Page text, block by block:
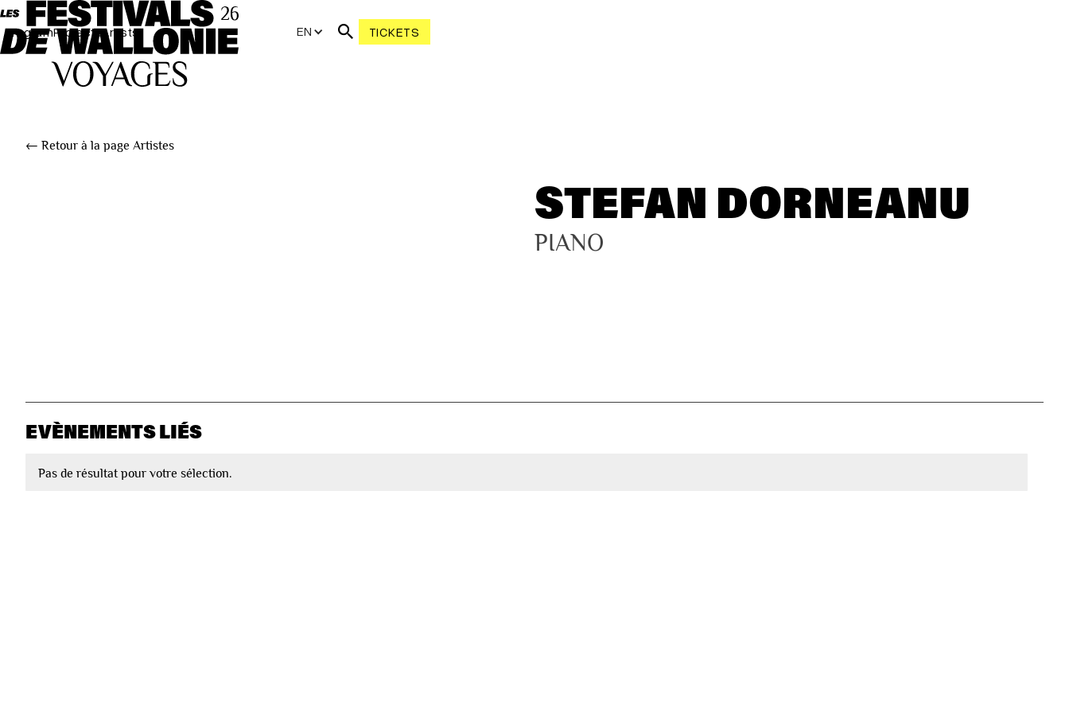
ProgramProjectsArtists EN TICKETS
← Retour à la page Artistes
STEFAN DORNEANU
PIANO
EVÈNEMENTS LIÉS
Pas de résultat pour votre sélection.